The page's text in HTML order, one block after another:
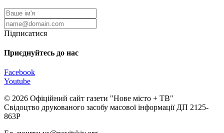
Підписатися
Приєднуйтесь до нас
Facebook
Youtube
© 2026 Офіційний сайт газети "Нове мiсто + ТВ"
Свідоцтво друкованого засобу масової інформації ДП 2125-
863Р